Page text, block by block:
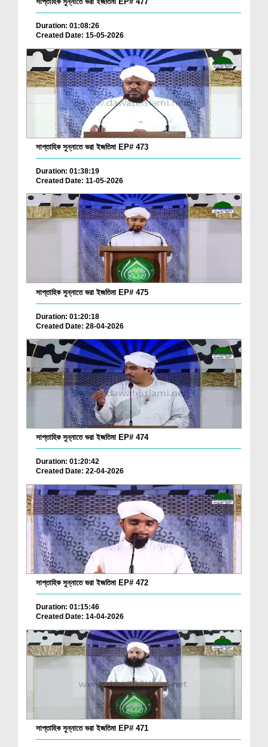
Duration: 01:08:26
Created Date: 15-05-2026
সাপ্তাহিক সুন্নাতে ভরা ইজতিমা EP# 473
Duration: 01:38:19
Created Date: 11-05-2026
সাপ্তাহিক সুন্নাতে ভরা ইজতিমা EP# 475
Duration: 01:20:18
Created Date: 28-04-2026
সাপ্তাহিক সুন্নাতে ভরা ইজতিমা EP# 474
Duration: 01:20:42
Created Date: 22-04-2026
সাপ্তাহিক সুন্নাতে ভরা ইজতিমা EP# 472
Duration: 01:15:46
Created Date: 14-04-2026
সাপ্তাহিক সুন্নাতে ভরা ইজতিমা EP# 471